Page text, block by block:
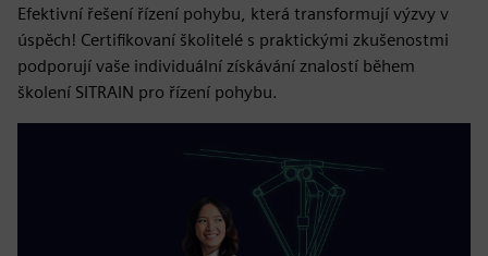
Efektivní řešení řízení pohybu, která transformují výzvy v
úspěch! Certifikovaní školitelé s praktickými zkušenostmi
podporují vaše individuální získávání znalostí během
školení SITRAIN pro řízení pohybu.